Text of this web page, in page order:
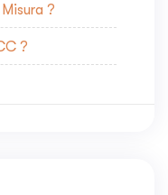
?
?